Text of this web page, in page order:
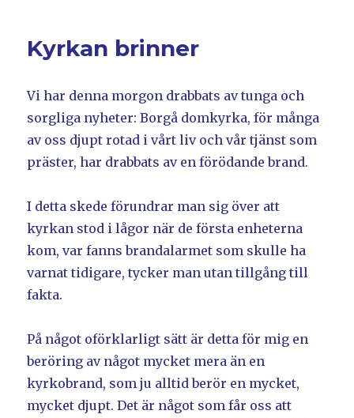
Kyrkan brinner
Vi har denna morgon drabbats av tunga och
sorgliga nyheter: Borgå domkyrka, för många
av oss djupt rotad i vårt liv och vår tjänst som
präster, har drabbats av en förödande brand.
I detta skede förundrar man sig över att
kyrkan stod i lågor när de första enheterna
kom, var fanns brandalarmet som skulle ha
varnat tidigare, tycker man utan tillgång till
fakta.
På något oförklarligt sätt är detta för mig en
beröring av något mycket mera än en
kyrkobrand, som ju alltid berör en mycket,
mycket djupt. Det är något som får oss att